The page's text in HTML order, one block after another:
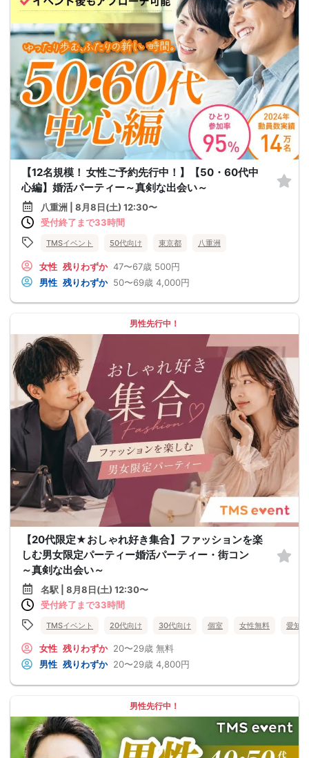
【12名規模！ 女性ご予約先行中！】【50・60代中
心編】婚活パーティー～真剣な出会い～
八重洲 | 8月8日(土) 12:30〜
受付終了まで33時間
TMSイベント 50代向け 東京都 八重洲
女性 残りわずか 47〜67歳 500円
男性 残りわずか 50〜69歳 4,000円
男性先行中！
【20代限定★おしゃれ好き集合】ファッションを楽
しむ男女限定パーティー婚活パーティー・街コン
～真剣な出会い～
名駅 | 8月8日(土) 12:30〜
受付終了まで33時間
TMSイベント 20代向け 30代向け 個室 女性無料 愛知県
女性 残りわずか 20〜29歳 無料
男性 残りわずか 20〜29歳 4,800円
男性先行中！